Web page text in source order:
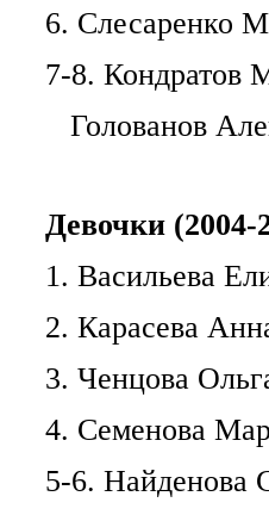
6. Слесаренко
7-8. Кондратов
Голованов
Девочки (2004-
1. Васильева
2. Карасева
3. Ченцова
4. Семенова
5-6. Найденова